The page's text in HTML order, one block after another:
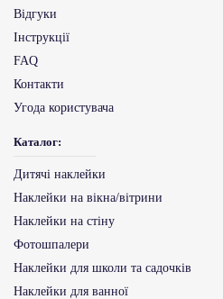
Відгуки
Інструкції
FAQ
Контакти
Угода користувача
Каталог:
Дитячі наклейки
Наклейки на вікна/вітрини
Наклейки на стіну
Фотошпалери
Наклейки для школи та садочків
Наклейки для ванної